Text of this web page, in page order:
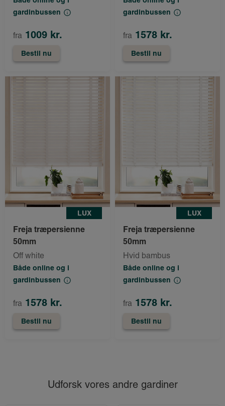
gardinbussen
fra 1009 kr.
Bestil nu
gardinbussen
fra 1578 kr.
Bestil nu
LUX
Freja træpersienne
50mm
Off white
Både online og i
gardinbussen
fra 1578 kr.
Bestil nu
LUX
Freja træpersienne
50mm
Hvid bambus
Både online og i
gardinbussen
fra 1578 kr.
Bestil nu
Udforsk vores andre gardiner